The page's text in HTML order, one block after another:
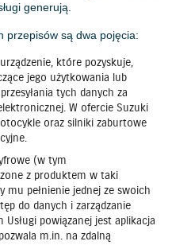
generują.
przepisów są dwa pojęcia:
które pozyskuje,
jego użytkowania lub
tych danych za
W ofercie Suzuki
oraz silniki zaburtowe
(w tym
z produktem w taki
mu pełnienie jednej ze swoich
do danych i zarządzanie
Usługi powiązanej jest aplikacja
m.in. na zdalną